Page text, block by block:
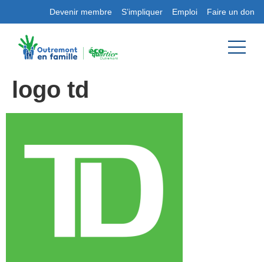
Devenir membre S’impliquer Emploi Faire un don
logo td